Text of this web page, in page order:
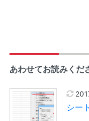
あわせてお読みくだ
シー